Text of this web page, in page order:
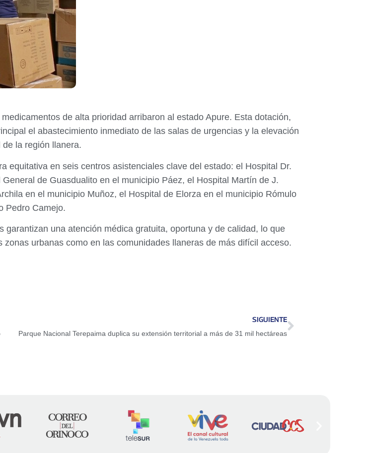
de alta prioridad arribaron al estado Apure. Esta dotación,
el abastecimiento inmediato de las salas de urgencias y la elevación
la región llanera.
equitativa en seis centros asistenciales clave del estado: el Hospital Dr.
de Guasdualito en el municipio Páez, el Hospital Martín de J.
en el municipio Muñoz, el Hospital de Elorza en el municipio Rómulo
Pedro Camejo.
una atención médica gratuita, oportuna y de calidad, lo que
urbanas como en las comunidades llaneras de más difícil acceso.
SIGUIENTE
Parque Nacional Terepaima duplica su extensión territorial a más de 31 mil hectáreas